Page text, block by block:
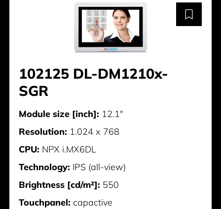
102125 DL-DM1210x-
SGR
Module size [inch]: 12.1"
Resolution: 1.024 x 768
CPU: NPX i.MX6DL
Technology: IPS (all-view)
Brightness [cd/m²]: 550
Touchpanel: capactive